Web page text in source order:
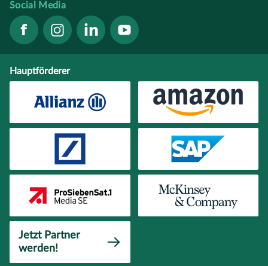
Social Media
Hauptförderer
Jetzt Partner
werden!